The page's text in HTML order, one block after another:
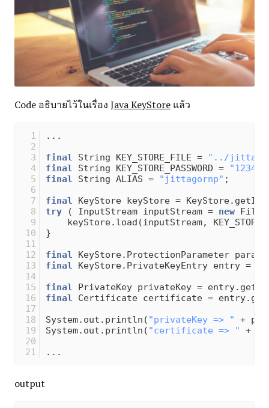
Code อธิบายไว้ในเรื่อง Java KeyStore แล้ว
...
final String KEY_STORE_FILE =
"../
final String KEY_STORE_PASSWORD =
final String ALIAS = "jittagornp" ;
final KeyStore keyStore =
try ( InputStream inputStream = new
keyStore.load(inputStream,
}
final KeyStore.ProtectionParameter
final KeyStore.PrivateKeyEntry entry =
final PrivateKey privateKey =
final Certificate certificate =
System.out.println( "privateKey => "
+
System.out.println( "certificate => "
+
...
output